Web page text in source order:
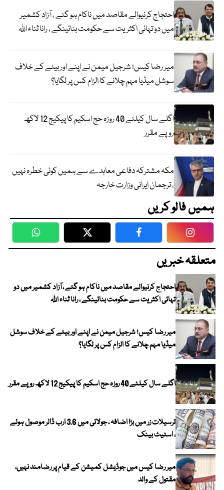
احتجاج کرنیوالے مقاصد میں ناکام ہو گئے ، آزاد کشمیر
میں دو تہائی اکثریت سے حکومت بنائینگے ، رانا ثناء اللہ
میر رضا کیس؛ شرجیل میمن نے اپنے اور بیٹے کے خلاف
سوشل میڈیا مہم چلانے کا الزام کس پر لگایا؟
اگلے سال کیلئے 40 روزہ حج اسکیم کا پیکیج 12 لاکھ
روپے مقرر
مکہ مشترکہ دفاعی معاہدے سے ہمیں کوئی خطرہ نہیں
، ترجمان ایرانی وزارت خارجہ
ہمیں فالو کریں
WhatsApp Twitter Facebook
متعلقہ خبریں
احتجاج کرنیوالے مقاصد میں ناکام ہو گئے ، آزاد کشمیر میں دو
تہائی اکثریت سے حکومت بنائینگے ، رانا ثناء اللہ
میر رضا کیس؛ شرجیل میمن نے اپنے اور بیٹے کے خلاف سوشل
میڈیا مہم چلانے کا الزام کس پر لگایا؟
اگلے سال کیلئے 40 روزہ حج اسکیم کا پیکیج 12 لاکھ روپے مقرر
ترسیلات زر میں بڑا اضافہ ، جولائی میں 3.6 ارب ڈالر موصول ہوئے
، اسٹیٹ بینک
میر رضا کیس میں جوڈیشل کمیشن کے قیام پر رضامند نہیں،
مقتول کے والد